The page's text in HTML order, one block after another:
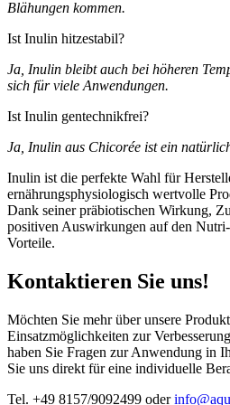
Blähungen kommen.
Ist Inulin hitzestabil?
Ja, Inulin bleibt auch bei höheren
sich für viele Anwendungen.
Ist Inulin gentechnikfrei?
Ja, Inulin aus Chicorée ist ein
Inulin ist die perfekte Wahl für
ernährungsphysiologisch wertvolle
Dank seiner präbiotischen Wirkung,
positiven Auswirkungen auf den
Vorteile.
Kontaktieren Sie uns!
Möchten Sie mehr über unsere
Einsatzmöglichkeiten zur
haben Sie Fragen zur Anwendung in
Sie uns direkt für eine individuelle
Tel. +49 8157/9092499 oder